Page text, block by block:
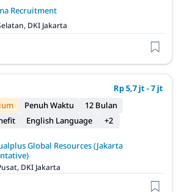
Recruitment
DKI Jakarta
Rp 5,7 jt - 7 jt
Penuh Waktu
12 Bulan
English Language +2
Global Resources (Jakarta
DKI Jakarta